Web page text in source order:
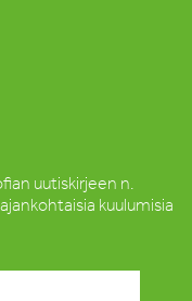
uutiskirjeen n.
kuulumisia